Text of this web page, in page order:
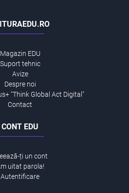
Magazin EDU
Suport tehnic
Avize
Despre noi
"Think Global Act Digital"
Contact
CONT EDU
ți un cont
uitat parola!
Autentificare